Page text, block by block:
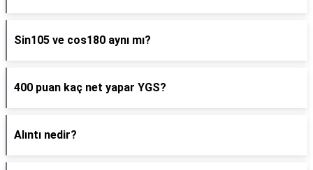
Sin105 ve cos180 aynı mı?
400 puan kaç net yapar YGS?
Alıntı nedir?